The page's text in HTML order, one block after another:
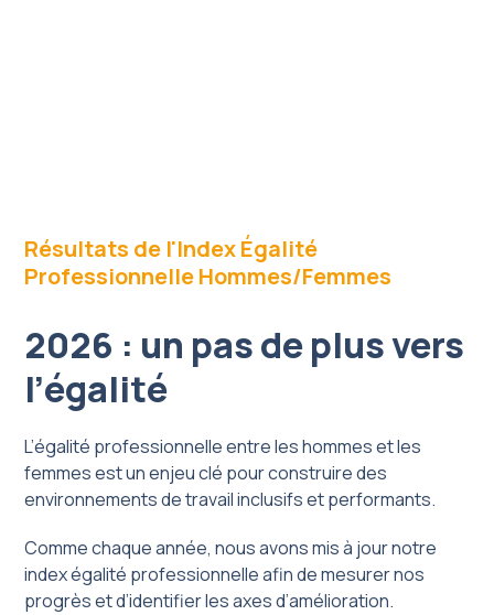
Résultats de l'Index Égalité
Professionnelle Hommes/Femmes
2026 : un pas de plus vers
l’égalité
L’égalité professionnelle entre les hommes et les
femmes est un enjeu clé pour construire des
environnements de travail inclusifs et performants.
Comme chaque année, nous avons mis à jour notre
index égalité professionnelle afin de mesurer nos
progrès et d’identifier les axes d’amélioration.